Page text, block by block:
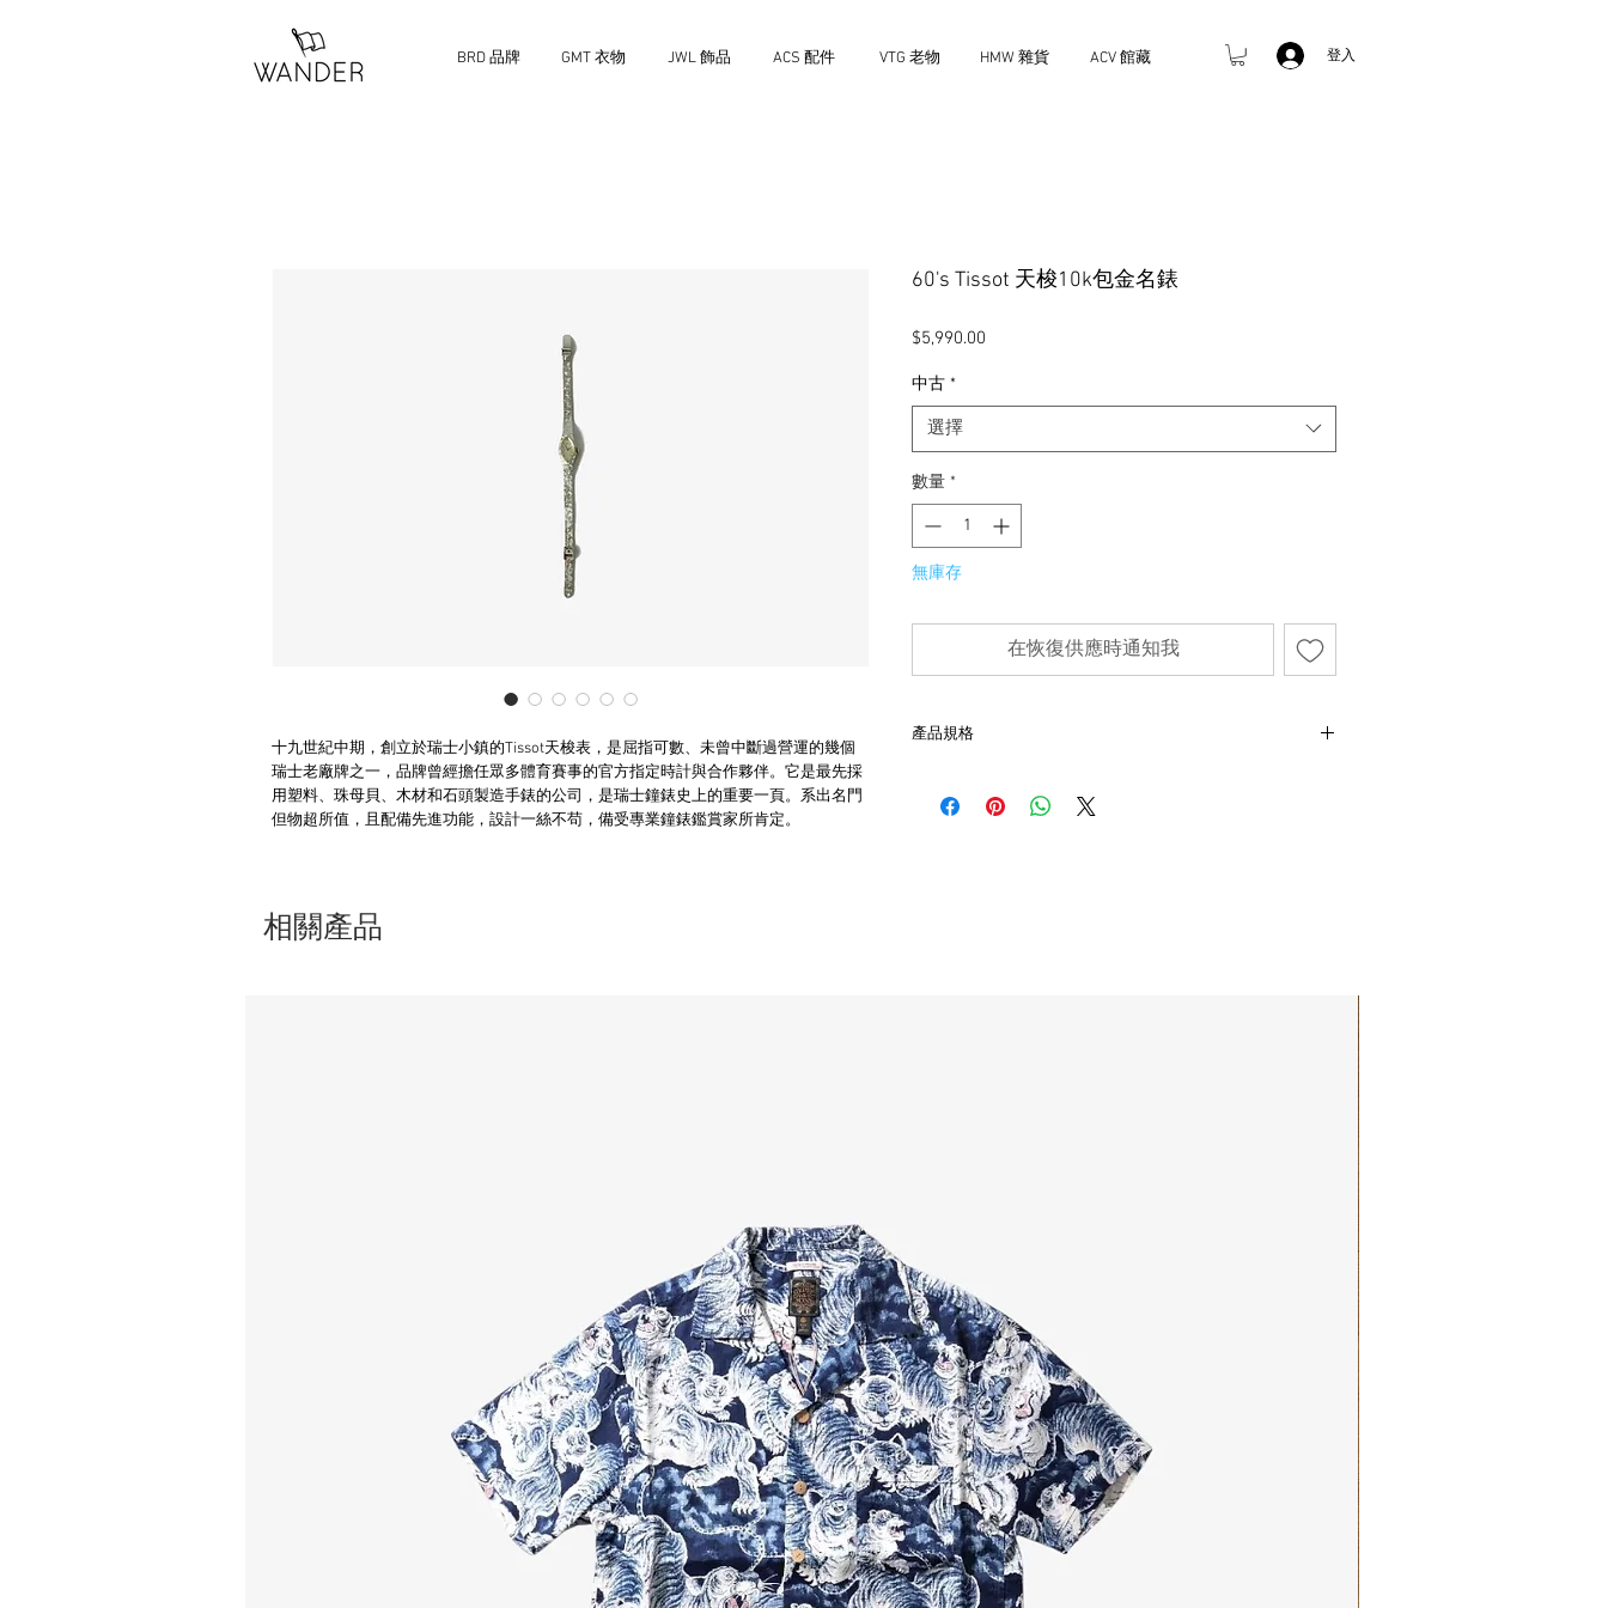
BRD 品牌 GMT 衣物 JWL 飾品 ACS 配件 VTG 老物 HMW 雜貨 ACV 館藏 登入
十九世紀中期，創立於瑞士小鎮的Tissot天梭表，是屈指可數、未曾中斷過營運的幾個
瑞士老廠牌之一，品牌曾經擔任眾多體育賽事的官方指定時計與合作夥伴。它是最先採
用塑料、珠母貝、木材和石頭製造手錶的公司，是瑞士鐘錶史上的重要一頁。系出名門
但物超所值，且配備先進功能，設計一絲不苟，備受專業鐘錶鑑賞家所肯定。
60's Tissot 天梭10k包金名錶
$5,990.00
中古 *
選擇
數量 *
無庫存
在恢復供應時通知我
產品規格
- (Brushed)刷痕表面處理
相關產品